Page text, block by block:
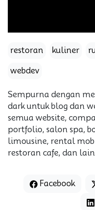
restoran kuliner
webdev
Sempurna dengan
dark untuk blog dan
semua website,
portfolio, salon spa,
limousine, rental
restoran cafe, dan
Facebook